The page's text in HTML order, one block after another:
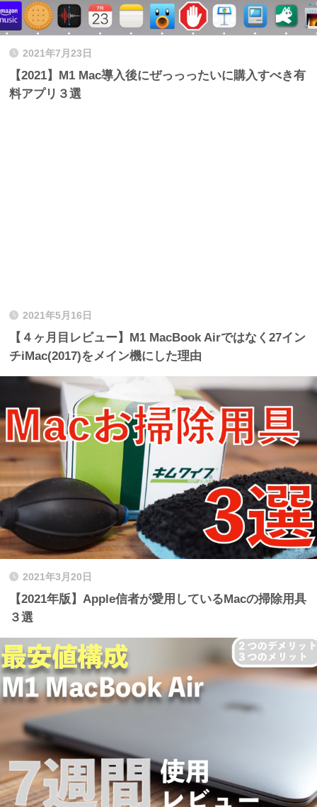
2021年7月23日
【2021】M1 Mac導入後にぜっっったいに購入すべき有
料アプリ３選
2021年5月16日
【４ヶ月目レビュー】M1 MacBook Airではなく27イン
チiMac(2017)をメイン機にした理由
2021年3月20日
【2021年版】Apple信者が愛用しているMacの掃除用具
３選